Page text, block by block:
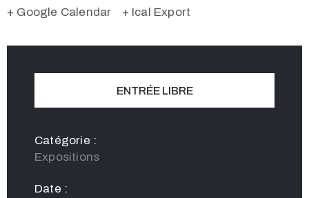
+ Google Calendar + Ical Export
ENTRÉE LIBRE
Catégorie :
Expositions
Date :